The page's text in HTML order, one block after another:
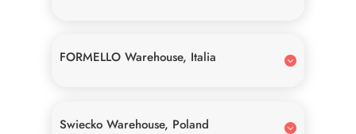
FORMELLO Warehouse, Italia
Swiecko Warehouse, Poland